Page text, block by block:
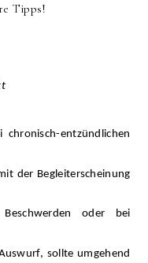
Tipps!
entzündlichen
der Begleiterscheinung
oder bei
sollte umgehend